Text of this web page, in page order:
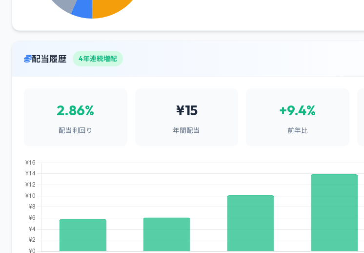
配当履歴 4年連続増配
2.86%
配当利回り
¥15
年間配当
+9.4%
前年比